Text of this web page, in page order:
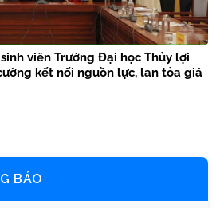
viên Trường Đại học Thủy lợi
kết nối nguồn lực, lan tỏa giá
BÁO